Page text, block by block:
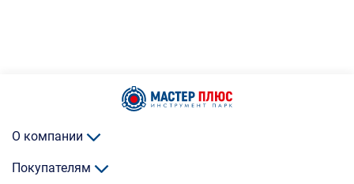
О компании
Покупателям